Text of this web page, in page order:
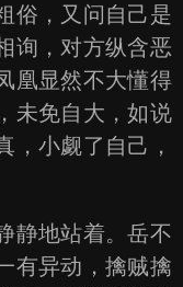
俗，又问自己是
询，对方纵含恶
凰显然不大懂得
未免自大，如说
，小觑了自己，
地站着。岳不
有异动，擒贼擒